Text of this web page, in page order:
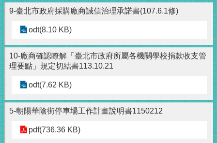
9-臺北市政府採購廠商誠信治理承諾書(107.6.1修)
odt(8.10 KB)
10-廠商確認瞭解「臺北市政府所屬各機關學校捐款收支管
理要點」規定切結書113.10.21
odt(7.62 KB)
5-朝陽華陰街停車場工作計畫說明書1150212
pdf(736.36 KB)